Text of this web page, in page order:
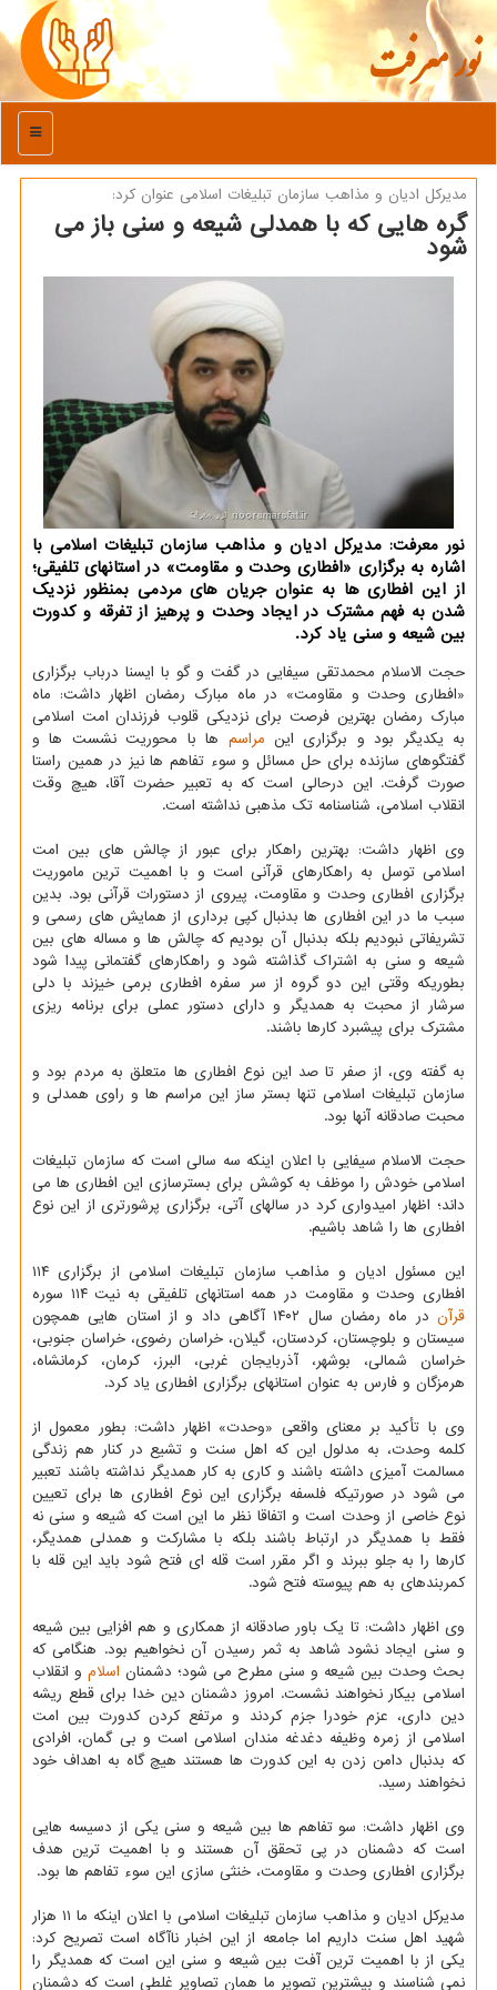
نور معرفت
منو
مدیركل ادیان و مذاهب سازمان تبلیغات اسلامی عنوان كرد:
گره هایی که با همدلی شیعه و سنی باز می
شود
نور معرفت: مدیرکل ادیان و مذاهب سازمان تبلیغات اسلامی با
اشاره به برگزاری «افطاری وحدت و مقاومت» در استانهای تلفیقی؛
از این افطاری ها به عنوان جریان های مردمی بمنظور نزدیک
شدن به فهم مشترک در ایجاد وحدت و پرهیز از تفرقه و کدورت
بین شیعه و سنی یاد کرد.
حجت الاسلام محمدتقی سیفایی در گفت و گو با ایسنا درباب برگزاری
«افطاری وحدت و مقاومت» در ماه مبارک رمضان اظهار داشت: ماه
مبارک رمضان بهترین فرصت برای نزدیکی قلوب فرزندان امت اسلامی
به یکدیگر بود و برگزاری این مراسم ها با محوریت نشست ها و
گفتگوهای سازنده برای حل مسائل و سوء تفاهم ها نیز در همین راستا
صورت گرفت. این درحالی است که به تعبیر حضرت آقا، هیچ وقت
انقلاب اسلامی، شناسنامه تک مذهبی نداشته است.
وی اظهار داشت: بهترین راهکار برای عبور از چالش های بین امت
اسلامی توسل به راهکارهای قرآنی است و با اهمیت ترین ماموریت
برگزاری افطاری وحدت و مقاومت، پیروی از دستورات قرآنی بود. بدین
سبب ما در این افطاری ها بدنبال کپی برداری از همایش های رسمی و
تشریفاتی نبودیم بلکه بدنبال آن بودیم که چالش ها و مساله های بین
شیعه و سنی به اشتراک گذاشته شود و راهکارهای گفتمانی پیدا شود
بطوریکه وقتی این دو گروه از سر سفره افطاری برمی خیزند با دلی
سرشار از محبت به همدیگر و دارای دستور عملی برای برنامه ریزی
مشترک برای پیشبرد کارها باشند.
به گفته وی، از صفر تا صد این نوع افطاری ها متعلق به مردم بود و
سازمان تبلیغات اسلامی تنها بستر ساز این مراسم ها و راوی همدلی و
محبت صادقانه آنها بود.
حجت الاسلام سیفایی با اعلان اینکه سه سالی است که سازمان تبلیغات
اسلامی خودش را موظف به کوشش برای بسترسازی این افطاری ها می
داند؛ اظهار امیدواری کرد در سالهای آتی، برگزاری پرشورتری از این نوع
افطاری ها را شاهد باشیم.
این مسئول ادیان و مذاهب سازمان تبلیغات اسلامی از برگزاری ۱۱۴
افطاری وحدت و مقاومت در همه استانهای تلفیقی به نیت ۱۱۴ سوره
قرآن
در ماه رمضان سال ۱۴۰۲ آگاهی داد و از استان هایی همچون
سیستان و بلوچستان، کردستان، گیلان، خراسان رضوی، خراسان جنوبی،
خراسان شمالی، بوشهر، آذربایجان غربی، البرز، کرمان، کرمانشاه،
هرمزگان و فارس به عنوان استانهای برگزاری افطاری یاد کرد.
وی با تأکید بر معنای واقعی «وحدت» اظهار داشت: بطور معمول از
کلمه وحدت، به مدلول این که اهل سنت و تشیع در کنار هم زندگی
مسالمت آمیزی داشته باشند و کاری به کار همدیگر نداشته باشند تعبیر
می شود در صورتیکه فلسفه برگزاری این نوع افطاری ها برای تعیین
نوع خاصی از وحدت است و اتفاقا نظر ما این است که شیعه و سنی نه
فقط با همدیگر در ارتباط باشند بلکه با مشارکت و همدلی همدیگر،
کارها را به جلو ببرند و اگر مقرر است قله ای فتح شود باید این قله با
کمربندهای به هم پیوسته فتح شود.
وی اظهار داشت: تا یک باور صادقانه از همکاری و هم افزایی بین شیعه
و سنی ایجاد نشود شاهد به ثمر رسیدن آن نخواهیم بود. هنگامی که
بحث وحدت بین شیعه و سنی مطرح می شود؛ دشمنان اسلام و انقلاب
اسلامی بیکار نخواهند نشست. امروز دشمنان دین خدا برای قطع ریشه
دین داری، عزم خودرا جزم کردند و مرتفع کردن کدورت بین امت
اسلامی از زمره وظیفه دغدغه مندان اسلامی است و بی گمان، افرادی
که بدنبال دامن زدن به این کدورت ها هستند هیچ گاه به اهداف خود
نخواهند رسید.
وی اظهار داشت: سو تفاهم ها بین شیعه و سنی یکی از دسیسه هایی
است که دشمنان در پی تحقق آن هستند و با اهمیت ترین هدف
برگزاری افطاری وحدت و مقاومت، خنثی سازی این سوء تفاهم ها بود.
مدیرکل ادیان و مذاهب سازمان تبلیغات اسلامی با اعلان اینکه ما ۱۱ هزار
شهید اهل سنت داریم اما جامعه از این اخبار ناآگاه است تصریح کرد:
یکی از با اهمیت ترین آفت بین شیعه و سنی این است که همدیگر را
نمی شناسند و بیشترین تصویر ما همان تصاویر غلطی است که دشمنان